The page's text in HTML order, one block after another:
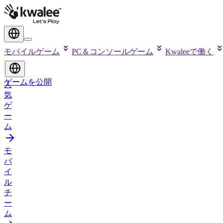
モバイルゲーム PC＆コンソールゲーム Kwaleeで働く
ゲームを公開
人
気
ゲ
ー
ム
モ
バ
イ
ル
チ
ー
ム